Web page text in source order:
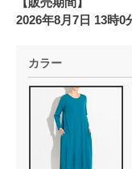
2026年8月7日 13時0
カラー